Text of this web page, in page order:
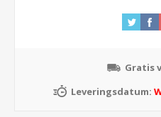
Gratis
Leveringsdatum: